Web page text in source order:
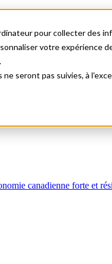
pour collecter des
votre expérience
seront pas suivies, à
canadienne forte et